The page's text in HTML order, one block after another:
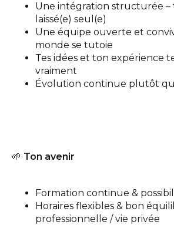
Une intégration structurée –
laissé(e) seul(e)
Une équipe ouverte et
monde se tutoie
Tes idées et ton expérience
vraiment
Évolution continue plutôt
🌱 Ton avenir
Formation continue &
Horaires flexibles & bon
professionnelle / vie privée